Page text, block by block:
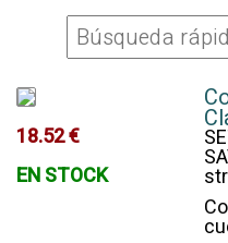
18.52 €
EN STOCK